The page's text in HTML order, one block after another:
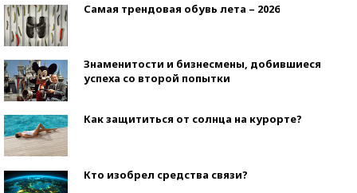
Самая трендовая обувь лета – 2026
Знаменитости и бизнесмены, добившиеся
успеха со второй попытки
Как защититься от солнца на курорте?
Кто изобрел средства связи?